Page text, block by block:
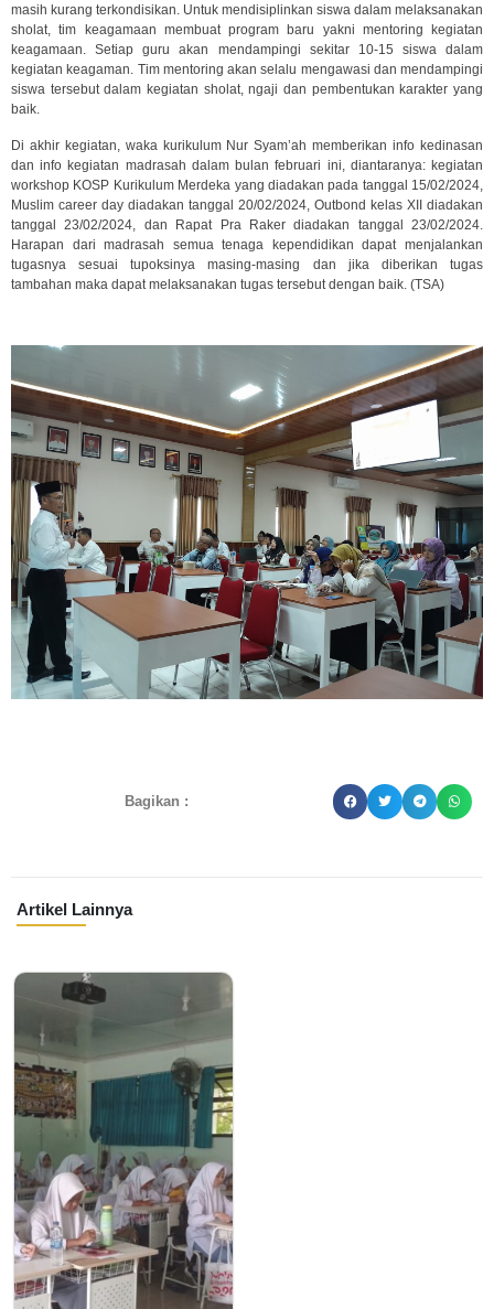
masih kurang terkondisikan. Untuk mendisiplinkan siswa dalam melaksanakan
sholat, tim keagamaan membuat program baru yakni mentoring kegiatan
keagamaan. Setiap guru akan mendampingi sekitar 10-15 siswa dalam
kegiatan keagaman. Tim mentoring akan selalu mengawasi dan mendampingi
siswa tersebut dalam kegiatan sholat, ngaji dan pembentukan karakter yang
baik.
Di akhir kegiatan, waka kurikulum Nur Syam’ah memberikan info kedinasan
dan info kegiatan madrasah dalam bulan februari ini, diantaranya: kegiatan
workshop KOSP Kurikulum Merdeka yang diadakan pada tanggal 15/02/2024,
Muslim career day diadakan tanggal 20/02/2024, Outbond kelas XII diadakan
tanggal 23/02/2024, dan Rapat Pra Raker diadakan tanggal 23/02/2024.
Harapan dari madrasah semua tenaga kependidikan dapat menjalankan
tugasnya sesuai tupoksinya masing-masing dan jika diberikan tugas
tambahan maka dapat melaksanakan tugas tersebut dengan baik. (TSA)
Bagikan :
Artikel Lainnya